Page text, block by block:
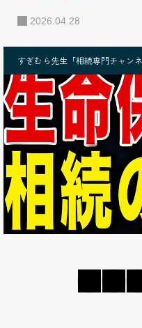
2026.04.28
すぎむら先生「相続専門チャンネ